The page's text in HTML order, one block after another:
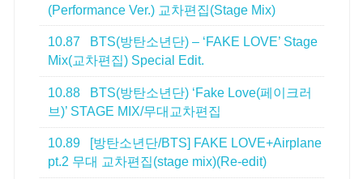
(Performance Ver.) 교차편집(Stage Mix)
10.87
BTS(방탄소년단) – ‘FAKE LOVE’ Stage
Mix(교차편집) Special Edit.
10.88
BTS(방탄소년단) ‘Fake Love(페이크러
브)’ STAGE MIX/무대교차편집
10.89
[방탄소년단/BTS] FAKE LOVE+Airplane
pt.2 무대 교차편집(stage mix)(Re-edit)